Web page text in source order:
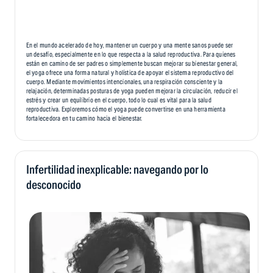
En el mundo acelerado de hoy, mantener un cuerpo y una mente sanos puede ser
un desafío, especialmente en lo que respecta a la salud reproductiva. Para quienes
están en camino de ser padres o simplemente buscan mejorar su bienestar general,
el yoga ofrece una forma natural y holística de apoyar el sistema reproductivo del
cuerpo. Mediante movimientos intencionales, una respiración consciente y la
relajación, determinadas posturas de yoga pueden mejorar la circulación, reducir el
estrés y crear un equilibrio en el cuerpo, todo lo cual es vital para la salud
reproductiva. Exploremos cómo el yoga puede convertirse en una herramienta
fortalecedora en tu camino hacia el bienestar.
Infertilidad inexplicable: navegando por lo
desconocido